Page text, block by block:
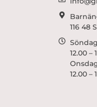
116 48
12.00 –
12.00 –